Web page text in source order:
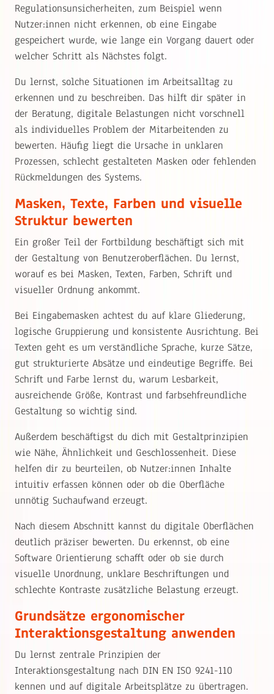
Regulationsunsicherheiten, zum Beispiel wenn
Nutzer:innen nicht erkennen, ob eine Eingabe
gespeichert wurde, wie lange ein Vorgang dauert oder
welcher Schritt als Nächstes folgt.
Du lernst, solche Situationen im Arbeitsalltag zu
erkennen und zu beschreiben. Das hilft dir später in
der Beratung, digitale Belastungen nicht vorschnell
als individuelles Problem der Mitarbeitenden zu
bewerten. Häufig liegt die Ursache in unklaren
Prozessen, schlecht gestalteten Masken oder fehlenden
Rückmeldungen des Systems.
Masken, Texte, Farben und visuelle
Struktur bewerten
Ein großer Teil der Fortbildung beschäftigt sich mit
der Gestaltung von Benutzeroberflächen. Du lernst,
worauf es bei Masken, Texten, Farben, Schrift und
visueller Ordnung ankommt.
Bei Eingabemasken achtest du auf klare Gliederung,
logische Gruppierung und konsistente Ausrichtung. Bei
Texten geht es um verständliche Sprache, kurze Sätze,
gut strukturierte Absätze und eindeutige Begriffe. Bei
Schrift und Farbe lernst du, warum Lesbarkeit,
ausreichende Größe, Kontrast und farbsehfreundliche
Gestaltung so wichtig sind.
Außerdem beschäftigst du dich mit Gestaltprinzipien
wie Nähe, Ähnlichkeit und Geschlossenheit. Diese
helfen dir zu beurteilen, ob Nutzer:innen Inhalte
intuitiv erfassen können oder ob die Oberfläche
unnötig Suchaufwand erzeugt.
Nach diesem Abschnitt kannst du digitale Oberflächen
deutlich präziser bewerten. Du erkennst, ob eine
Software Orientierung schafft oder ob sie durch
visuelle Unordnung, unklare Beschriftungen und
schlechte Kontraste zusätzliche Belastung erzeugt.
Grundsätze ergonomischer
Interaktionsgestaltung anwenden
Du lernst zentrale Prinzipien der
Interaktionsgestaltung nach DIN EN ISO 9241-110
kennen und auf digitale Arbeitsplätze zu übertragen.